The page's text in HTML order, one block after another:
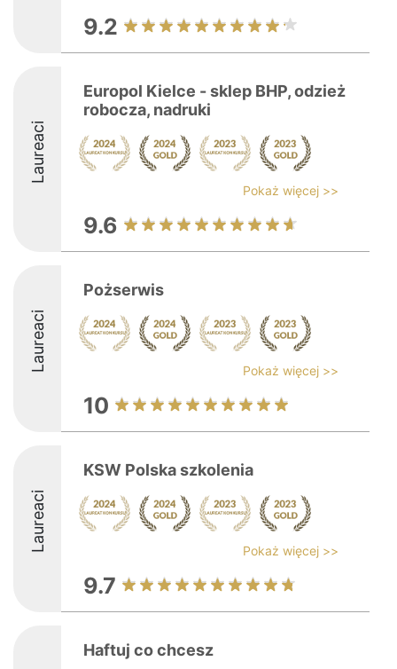
9.2
Laureaci
Europol Kielce - sklep BHP, odzież
robocza, nadruki
Pokaż więcej >>
9.6
Laureaci
Pożserwis
Pokaż więcej >>
10
Laureaci
KSW Polska szkolenia
Pokaż więcej >>
9.7
Haftuj co chcesz